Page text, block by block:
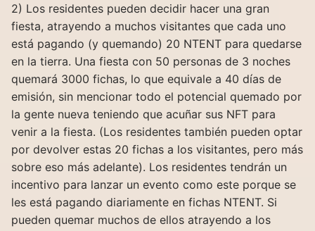
2) Los residentes pueden decidir hacer una gran
fiesta, atrayendo a muchos visitantes que cada uno
está pagando (y quemando) 20 NTENT para quedarse
en la tierra. Una fiesta con 50 personas de 3 noches
quemará 3000 fichas, lo que equivale a 40 días de
emisión, sin mencionar todo el potencial quemado por
la gente nueva teniendo que acuñar sus NFT para
venir a la fiesta. (Los residentes también pueden optar
por devolver estas 20 fichas a los visitantes, pero más
sobre eso más adelante). Los residentes tendrán un
incentivo para lanzar un evento como este porque se
les está pagando diariamente en fichas NTENT. Si
pueden quemar muchos de ellos atrayendo a los